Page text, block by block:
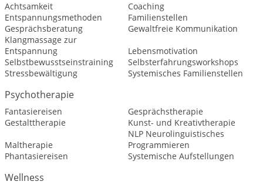
Achtsamkeit
Coaching
Entspannungsmethoden
Familienstellen
Gesprächsberatung
Gewaltfreie Kommunikation
Klangmassage zur
Entspannung
Lebensmotivation
Selbstbewusstseinstraining
Selbsterfahrungsworkshops
Stressbewältigung
Systemisches Familienstellen
Psychotherapie
Fantasiereisen
Gesprächstherapie
Gestalttherapie
Kunst- und Kreativtherapie
Maltherapie
NLP Neurolinguistisches
Programmieren
Phantasiereisen
Systemische Aufstellungen
Wellness